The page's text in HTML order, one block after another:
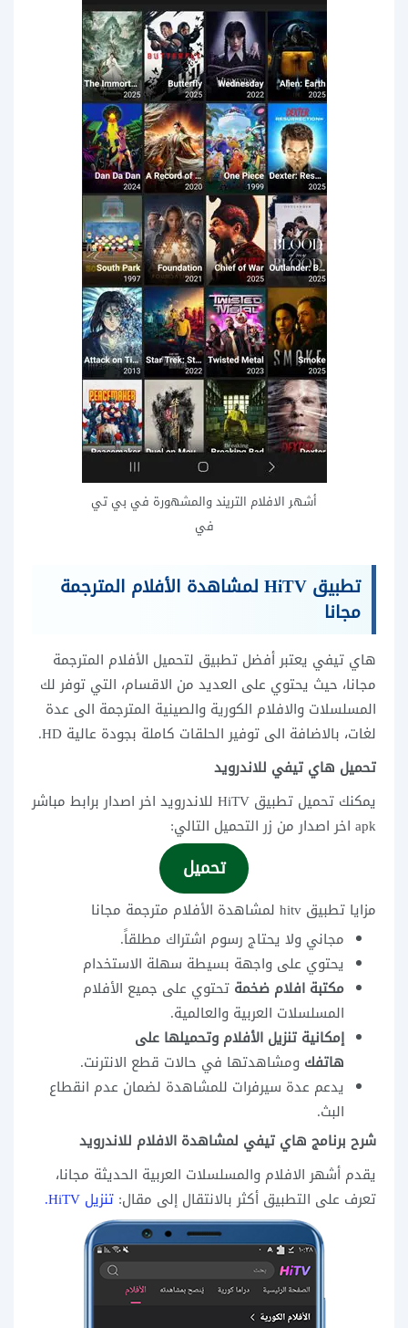
أشهر الافلام التريند والمشهورة في بي تي
في
تطبيق HiTV لمشاهدة الأفلام المترجمة
مجانا
هاي تيفي يعتبر أفضل تطبيق لتحميل الأفلام المترجمة
مجانا، حيث يحتوي على العديد من الاقسام، التي توفر لك
المسلسلات والافلام الكورية والصينية المترجمة الى عدة
لغات، بالاضافة الى توفير الحلقات كاملة بجودة عالية HD.
تحميل هاي تيفي للاندرويد
يمكنك تحميل تطبيق HiTV للاندرويد اخر اصدار برابط مباشر
apk اخر اصدار من زر التحميل التالي:
تحميل
مزايا تطبيق hitv لمشاهدة الأفلام مترجمة مجانا
مجاني ولا يحتاج رسوم اشتراك مطلقاً.
يحتوي على واجهة بسيطة سهلة الاستخدام
مكتبة افلام ضخمة تحتوي على جميع الأفلام
المسلسلات العربية والعالمية.
إمكانية تنزيل الأفلام وتحميلها على
هاتفك ومشاهدتها في حالات قطع الانترنت.
يدعم عدة سيرفرات للمشاهدة لضمان عدم انقطاع
البث.
شرح برنامج هاي تيفي لمشاهدة الافلام للاندرويد
يقدم أشهر الافلام والمسلسلات العربية الحديثة مجانا،
تعرف على التطبيق أكثر بالانتقال إلى مقال: تنزيل HiTV .